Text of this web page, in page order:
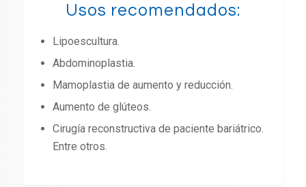
Usos recomendados:
Lipoescultura.
Abdominoplastia.
Mamoplastia de aumento y reducción.
Aumento de glúteos.
Cirugía reconstructiva de paciente bariátrico.
Entre otros.